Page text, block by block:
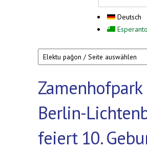
Deutsch
Esperanto
Zamenhofpark
Berlin-
feiert 10.